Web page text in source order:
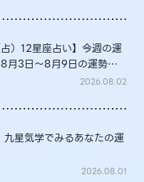
占）12星座占い】今週の運
月3日～8月9日の運勢
2026.08.02
九星気学でみるあなたの運
2026.08.01